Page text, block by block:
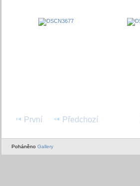
První Předchozí
Poháněno Gallery